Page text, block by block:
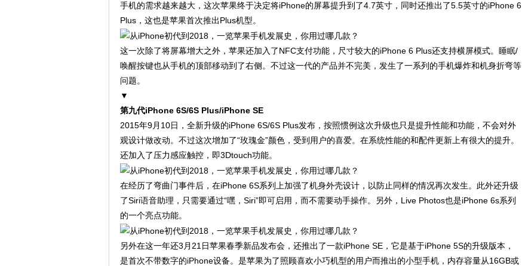
手机的需求越来越大，这次苹果终于决定将iPhone的屏幕提升到了4.7英寸，同时还推出了5.5英寸的iPhone 6
Plus，这也是苹果首次推出Plus机型。
这一次除了将屏幕增大之外，苹果还加入了NFC支付功能，尺寸较大的iPhone 6 Plus还支持横屏模式。睡眠/
唤醒按键也从手机的顶部移动到了右侧。不过这一代的产品并不完美，发生了一系列的手机爆炸和机身折弯等
问题。
▼
第九代iPhone 6S/6S Plus/iPhone SE
2015年9月10日，全新升级的iPhone 6S/6S Plus发布，按照惯例这次升级也只是提升性能和功能，不会对外
观设计做改动。不过这次增加了“玫瑰金”颜色，受到用户的喜爱。在系统性能的和配件更新上有很大的提升。
还加入了压力感应触控，即3Dtouch功能。
在经历了弯曲门事件后，在iPhone 6S系列上加强了机身外壳设计，以防止同样的情况再次发生。此外还升级
了Siri语音助理，只需要通过“嘿，Siri”即可启用，而不需要动手操作。另外，Live Photos也是iPhone 6s系列
的一个亮点功能。
另外在这一年还3月21日苹果春季新品发布会，还推出了一款iPhone SE，它是基于iPhone 5S的升级版本，
是首次不带数字的iPhone设备。是苹果为了照顾喜欢小巧机型的用户而推出的小型手机，内存容量从16GB或